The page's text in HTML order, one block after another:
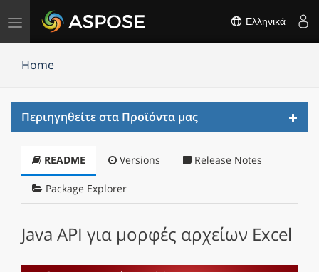
Εναλλαγή
Ελληνικά
Home
Περιηγηθείτε στα Προϊόντα μας
README Versions Release Notes
Package Explorer
Java API για μορφές αρχείων Excel